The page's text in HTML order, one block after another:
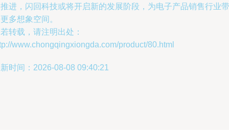
进，闪回科技或将开启新的发展阶段，为电子产品销售行业带
多想象空间。
转载，请注明出处：
www.chongqingxiongda.com/product/80.html
时间：2026-08-08 09:40:21